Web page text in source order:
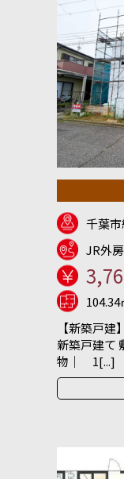
千葉
JR外
104.34
【新築戸
新築戸建
物｜ 1[...]